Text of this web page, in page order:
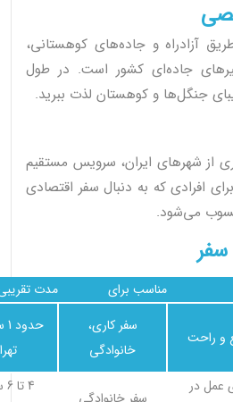
آزادراه و جاده‌های کوهستانی،
جاده‌ای کشور است. در طول
جنگل‌ها و کوهستان لذت ببرید.
از شهرهای ایران، سرویس مستقیم
افرادی که به دنبال سفر اقتصادی
می‌شود.
مدت مناسب برای
سفر کاری،
خانوادگی
و راحت
عمل در